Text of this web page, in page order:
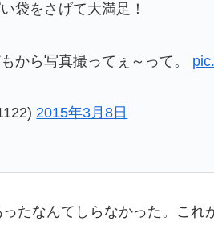
袋をさげて大満足！
から写真撮ってぇ～って。
2015年3月8日
たなんてしらなかった。これ